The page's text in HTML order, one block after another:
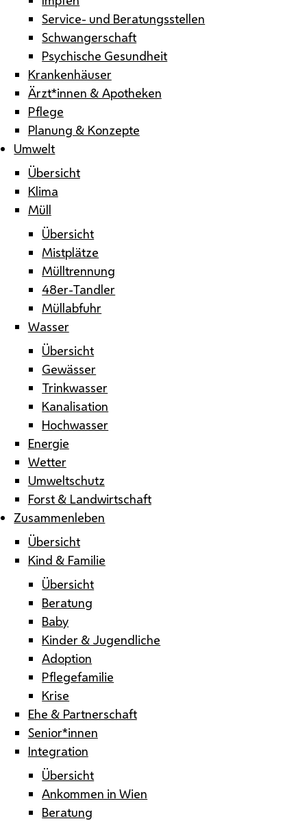
Service- und Beratungsstellen
Schwangerschaft
Psychische Gesundheit
Krankenhäuser
Ärzt*innen & Apotheken
Pflege
Planung & Konzepte
Umwelt
Übersicht
Klima
Müll
Übersicht
Mistplätze
Mülltrennung
48er-Tandler
Müllabfuhr
Wasser
Übersicht
Gewässer
Trinkwasser
Kanalisation
Hochwasser
Energie
Wetter
Umweltschutz
Forst & Landwirtschaft
Zusammenleben
Übersicht
Kind & Familie
Übersicht
Beratung
Baby
Kinder & Jugendliche
Adoption
Pflegefamilie
Krise
Ehe & Partnerschaft
Senior*innen
Integration
Übersicht
Ankommen in Wien
Beratung